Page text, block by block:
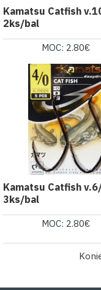
Kamatsu Catfish
2ks/bal
MOC: 2.80€
Kamatsu Catfish
3ks/bal
MOC: 2.80€